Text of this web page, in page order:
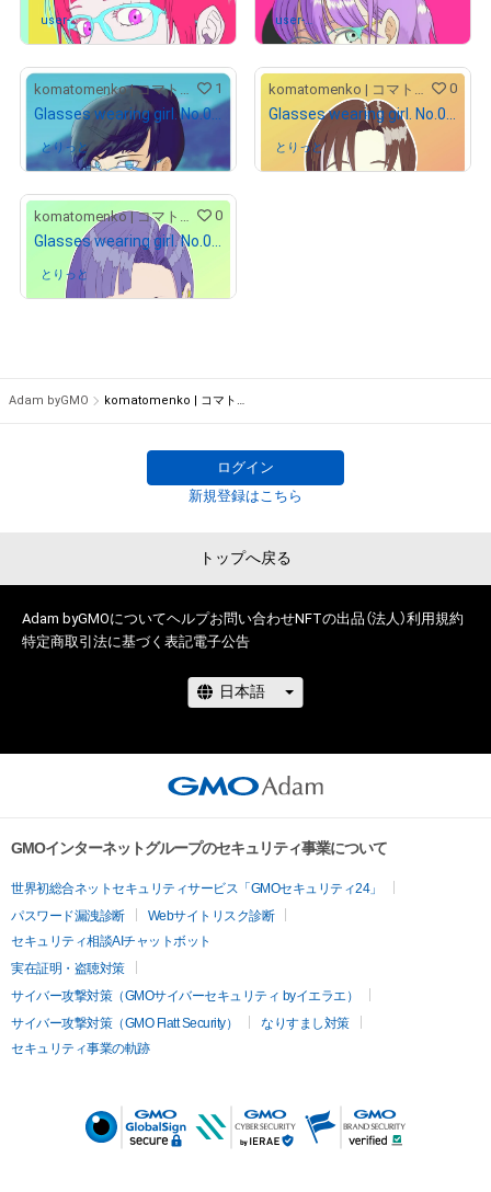
user-
11ee87c
さんが保有中
user-
11ee87c
さんが保有中
1
Glasses wearing girl. No.006.
とりっと さんが保有中
0
とりっとさんが保有中
0
とりっと さんが保有中
Adam byGMO komatomenko | コマトメンコ
ログイン
新規登録はこちら
トップへ戻る
Adam byGMOについてヘルプお問い合わせNFTの出品（法人）利用規約
特定商取引法に基づく表記電子公告
GMOインターネットグループのセキュリティ事業について
世界初総合ネットセキュリティサービス「GMOセキュリティ24」
パスワード漏洩診断
Webサイトリスク診断
セキュリティ相談AIチャットボット
実在証明・盗聴対策
サイバー攻撃対策（GMOサイバーセキュリティ byイエラエ）
サイバー攻撃対策（GMO Flatt Security）
なりすまし対策
セキュリティ事業の軌跡